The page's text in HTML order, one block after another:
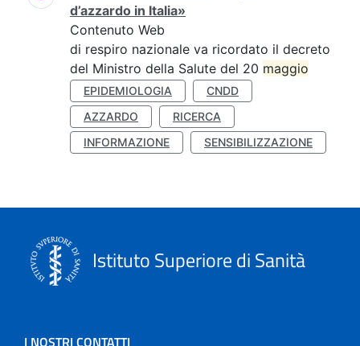
d’azzardo in Italia»
Contenuto Web
di respiro nazionale va ricordato il decreto
del Ministro della Salute del 20 maggio
EPIDEMIOLOGIA
CNDD
AZZARDO
RICERCA
INFORMAZIONE
SENSIBILIZZAZIONE
Istituto Superiore di Sanità
I NOSTRI CONTATTI